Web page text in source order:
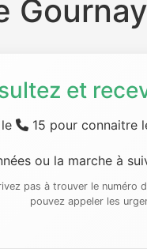
et
15 pour connaitre
ou la marche à
pas à trouver le numéro
pouvez appeler les